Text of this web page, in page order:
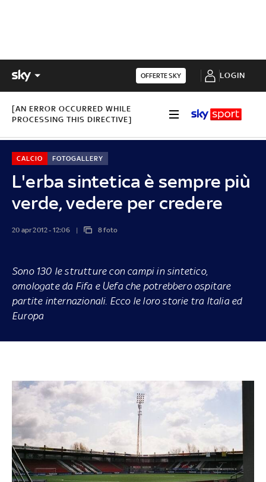
OFFERTE SKY LOGIN
[AN ERROR OCCURRED WHILE
PROCESSING THIS DIRECTIVE]
L'erba sintetica è sempre più
verde, vedere per credere
CALCIO FOTOGALLERY
20 apr 2012 - 12:06 8 foto
Sono 130 le strutture con campi in sintetico,
omologate da Fifa e Uefa che potrebbero ospitare
partite internazionali. Ecco le loro storie tra Italia ed
Europa